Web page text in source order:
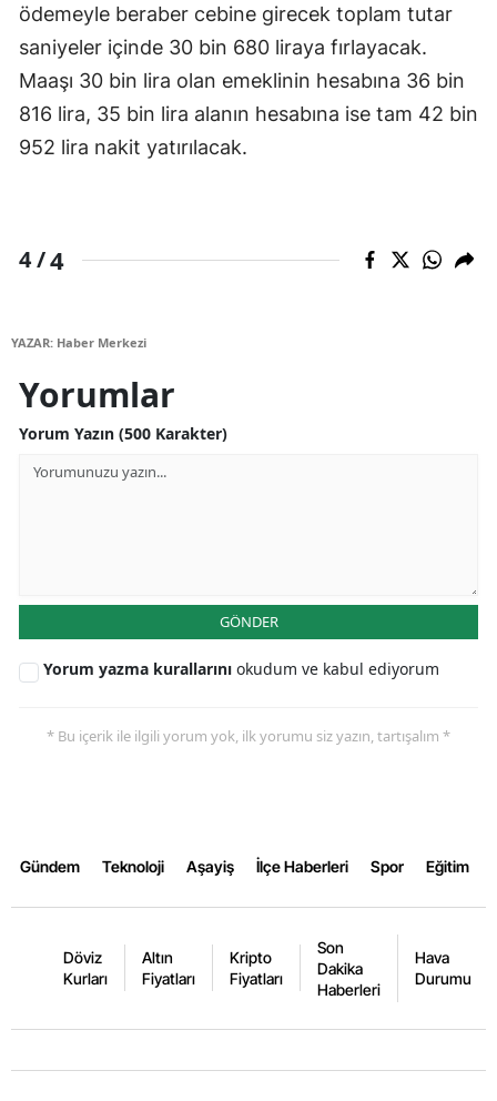
ödemeyle beraber cebine girecek toplam tutar
saniyeler içinde 30 bin 680 liraya fırlayacak.
Maaşı 30 bin lira olan emeklinin hesabına 36 bin
816 lira, 35 bin lira alanın hesabına ise tam 42 bin
952 lira nakit yatırılacak.
4 /4
YAZAR: Haber Merkezi
Yorumlar
Yorum Yazın (500 Karakter)
GÖNDER
Yorum yazma kurallarını okudum ve kabul ediyorum
* Bu içerik ile ilgili yorum yok, ilk yorumu siz yazın, tartışalım *
Gündem Teknoloji Aşayiş İlçe Haberleri Spor Eğitim
Döviz
Kurları
Altın
Fiyatları
Kripto
Fiyatları
Son
Dakika
Haberleri
Hava
Durumu